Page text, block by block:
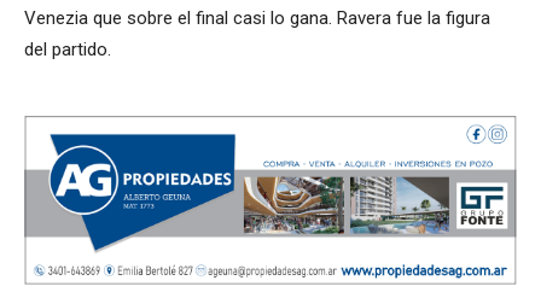
Venezia que sobre el final casi lo gana. Ravera fue la figura
del partido.